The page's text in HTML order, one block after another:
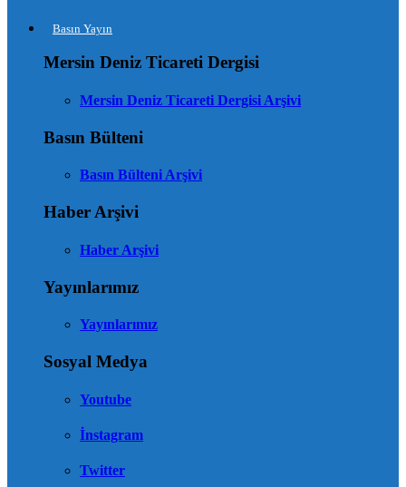
Basın Yayın
Mersin Deniz Ticareti Dergisi
Mersin Deniz Ticareti Dergisi Arşivi
Basın Bülteni
Basın Bülteni Arşivi
Haber Arşivi
Haber Arşivi
Yayınlarımız
Yayınlarımız
Sosyal Medya
Youtube
İnstagram
Twitter